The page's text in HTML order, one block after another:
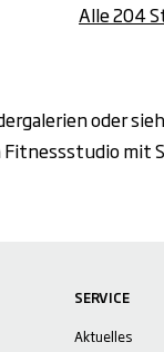
Alle 204
oder
mit
SERVICE
Aktuelles